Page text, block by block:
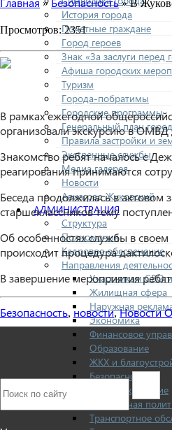
История города
Почетные граждане
Город героев
Знак «За заслуги перед
Афиша городских
Туризм
Города-побратимы
Городские программы
Генеральный план
Правила застройки и
Экстренные службы
Медиа галерея
Новости
Авиаград Жуковский
АДМИНИСТРАЦИЯ
Структура
Полномочия
Кадровое обеспечение
Направления
Участникам СВО
Жилищная сфера
Наружная
Экономика
Финансовое
Образование
ЖКХ и
Безопасность
Здравоохранение
Социальная
Транспортное
» » В
Просмотров: 2351
В рамках ежегодной
организовали экскурсию в ОМВД
Знакомство ребят началось с
реагирования принимаются
Беседа продолжилась в актовом
старшеклассников тему
Об особенностях службы в
происходит процедура
В завершение мероприятия
Безопасность, новости,Новости